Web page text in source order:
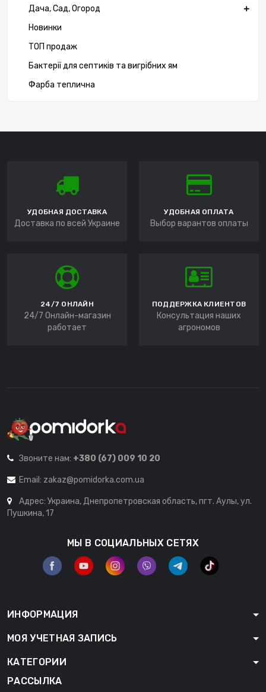
Дача, Сад, Огород
Новинки
ТОП продаж
Бактерії для септиків та вигрібних ям
Фарба теплична
УДОБНАЯ ДОСТАВКА
Доставка по всей Украине
УДОБНАЯ ОПЛАТА
Выбор варантов оплаты
24/7 ОНЛАЙН
24/7 Онлайн-магазин
работает
ПОДДЕРЖКА КЛИЕНТОВ
Консультация наших
агрономов
Звоните нам: +380 (67) 009 10 20
Email: zakaz@pomidorka.com.ua
Адрес: Украина, Днепропетровская область, пгт. Аулы, ул.
Пушкина, 17
МЫ В СОЦИАЛЬНЫХ СЕТЯХ
ИНФОРМАЦИЯ
МОЯ УЧЕТНАЯ ЗАПИСЬ
КАТЕГОРИИ
РАССЫЛКА